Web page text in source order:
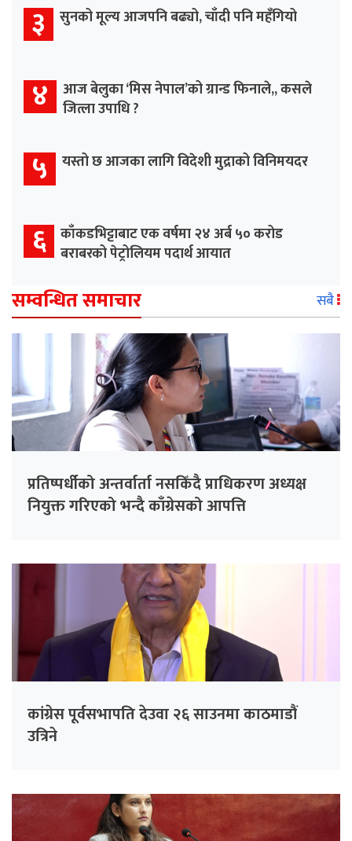
३ सुनको मूल्य आजपनि बढ्यो, चाँदी पनि महँगियो
४
आज बेलुका ‘मिस नेपाल’को ग्रान्ड फिनाले,, कसले
जित्ला उपाधि ?
५ यस्तो छ आजका लागि विदेशी मुद्राको विनिमयदर
६ काँकडभिट्टाबाट एक वर्षमा २४ अर्ब ५० करोड
बराबरको पेट्रोलियम पदार्थ आयात
सम्वन्धित समाचार सबै
प्रतिष्पर्धीको अन्तर्वार्ता नसकिँदै प्राधिकरण अध्यक्ष
नियुक्त गरिएको भन्दै काँग्रेसको आपत्ति
कांग्रेस पूर्वसभापति देउवा २६ साउनमा काठमाडौं
उत्रिने